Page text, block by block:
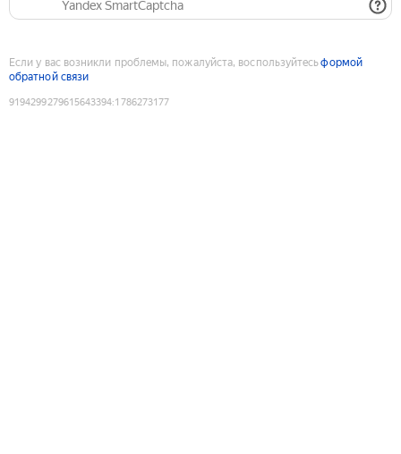
Yandex SmartCaptcha
Если у вас возникли проблемы, пожалуйста, воспользуйтесьформой
обратной связи
9194299279615643394:1786273177